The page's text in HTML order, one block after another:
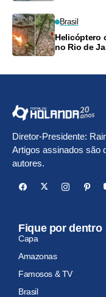
Brasil
Helicóptero
no Rio de
Diretor-Presidente:
Artigos assinados são
autores.
Fique por dentro
Capa
Amazonas
Famosos & TV
Brasil